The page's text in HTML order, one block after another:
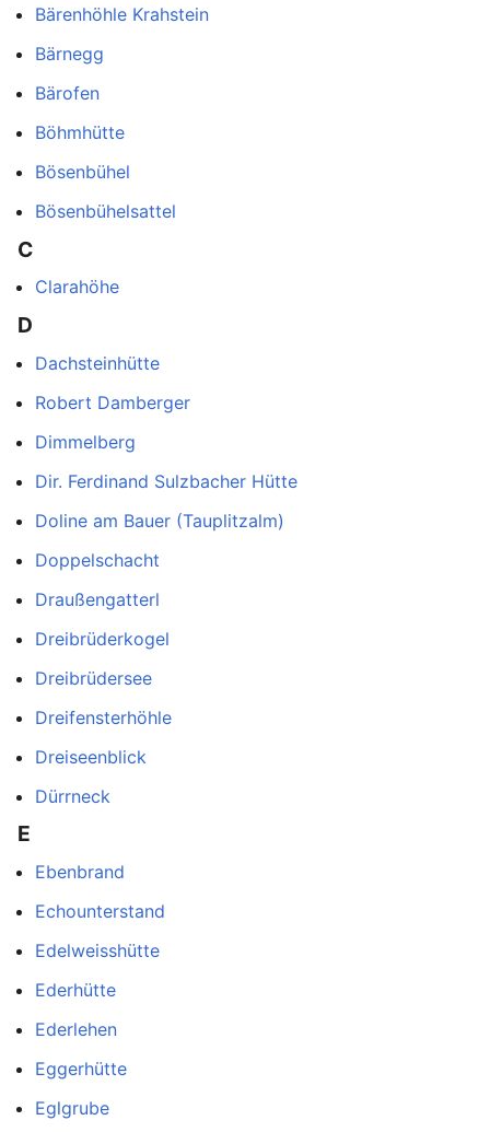
Bärenhöhle Krahstein
Bärnegg
Bärofen
Böhmhütte
Bösenbühel
Bösenbühelsattel
C
Clarahöhe
D
Dachsteinhütte
Robert Damberger
Dimmelberg
Dir. Ferdinand Sulzbacher Hütte
Doline am Bauer (Tauplitzalm)
Doppelschacht
Draußengatterl
Dreibrüderkogel
Dreibrüdersee
Dreifensterhöhle
Dreiseenblick
Dürrneck
E
Ebenbrand
Echounterstand
Edelweisshütte
Ederhütte
Ederlehen
Eggerhütte
Eglgrube